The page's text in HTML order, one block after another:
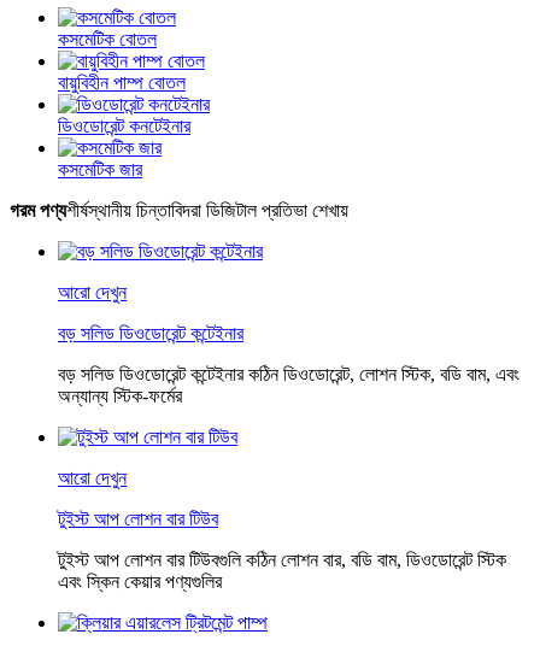
কসমেটিক বোতল
বায়ুবিহীন পাম্প বোতল
ডিওডোরেন্ট কনটেইনার
কসমেটিক জার
গরম পণ্যশীর্ষস্থানীয় চিন্তাবিদরা ডিজিটাল প্রতিভা শেখায়
আরো দেখুন
বড় সলিড ডিওডোরেন্ট কন্টেইনার
বড় সলিড ডিওডোরেন্ট কন্টেইনার কঠিন ডিওডোরেন্ট, লোশন স্টিক, বডি বাম, এবং
অন্যান্য স্টিক-ফর্মের
আরো দেখুন
টুইস্ট আপ লোশন বার টিউব
টুইস্ট আপ লোশন বার টিউবগুলি কঠিন লোশন বার, বডি বাম, ডিওডোরেন্ট স্টিক
এবং স্কিন কেয়ার পণ্যগুলির